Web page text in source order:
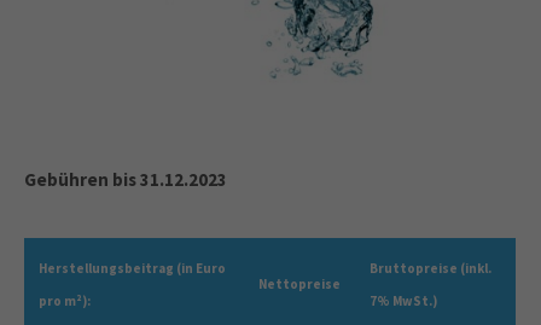
Gebühren bis 31.12.2023
Herstellungsbeitrag (in Euro
pro m²):
Nettopreise
Bruttopreise (inkl.
7% MwSt.)